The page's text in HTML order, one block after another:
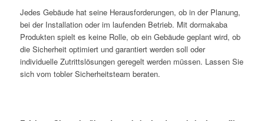
Jedes Gebäude hat seine Herausforderungen, ob in der Planung,
bei der Installation oder im laufenden Betrieb. Mit dormakaba
Produkten spielt es keine Rolle, ob ein Gebäude geplant wird, ob
die Sicherheit optimiert und garantiert werden soll oder
individuelle Zutrittslösungen geregelt werden müssen. Lassen Sie
sich vom tobler Sicherheitsteam beraten.